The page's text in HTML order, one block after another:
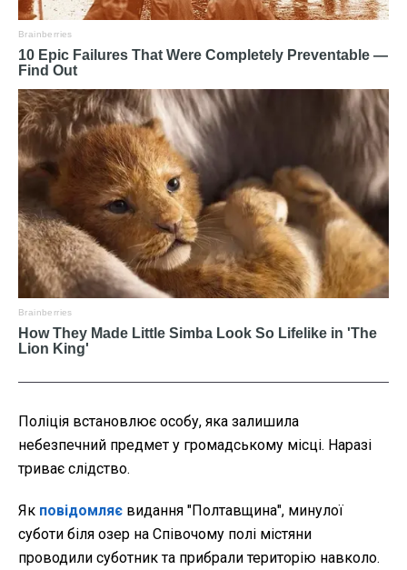
Поліція встановлює особу, яка залишила
небезпечний предмет у громадському місці. Наразі
триває слідство.
Як повідомляє видання "Полтавщина", минулої
суботи біля озер на Співочому полі містяни
проводили суботник та прибрали територію навколо.